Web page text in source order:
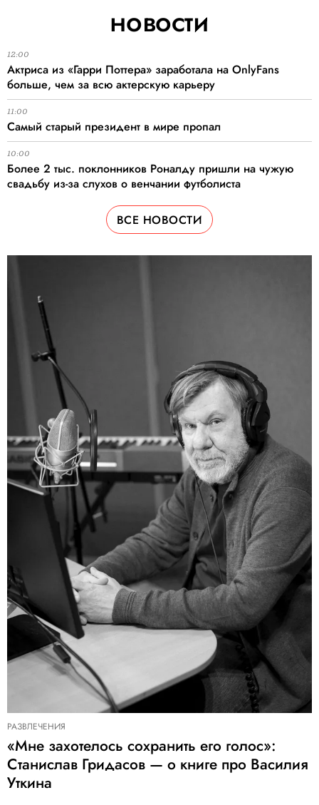
новости
12:00
Актриса из «Гарри Поттера» заработала на OnlyFans
больше, чем за всю актерскую карьеру
11:00
Самый старый президент в мире пропал
10:00
Более 2 тыс. поклонников Роналду пришли на чужую
свадьбу из-за слухов о венчании футболиста
ВСЕ НОВОСТИ
РАЗВЛЕЧЕНИЯ
«Мне захотелось сохранить его голос»:
Станислав Гридасов — о книге про Василия
Уткина